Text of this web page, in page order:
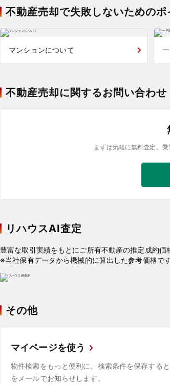
不動産売却で失敗しないためのポ
マンションについて
不動産売却に関するお問い合わせ
まずは気軽に無料査定。
リハウスAI査定
豊富な取引実績をもとにご所有不動産の推定成約価
※当社保有データから機械的に算出した参考価格で
その他
マイページを使う
物件検索をもっと便利に。検索条件を保存する
をメールでお知らせします。